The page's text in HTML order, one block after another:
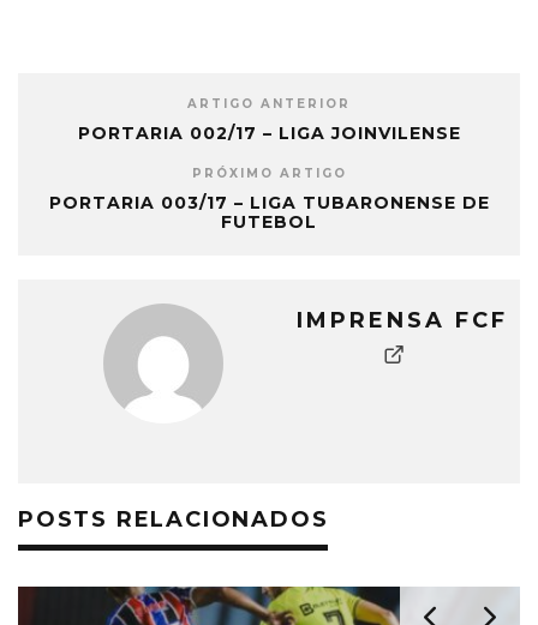
ARTIGO ANTERIOR
PORTARIA 002/17 – LIGA JOINVILENSE
PRÓXIMO ARTIGO
PORTARIA 003/17 – LIGA TUBARONENSE DE
FUTEBOL
IMPRENSA FCF
POSTS RELACIONADOS